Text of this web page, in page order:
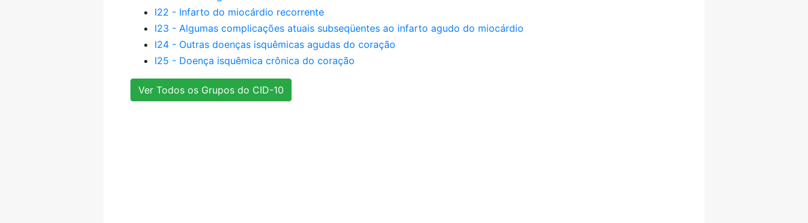
I22 - Infarto do miocárdio recorrente
I23 - Algumas complicações atuais subseqüentes ao infarto agudo do miocárdio
I24 - Outras doenças isquêmicas agudas do coração
I25 - Doença isquêmica crônica do coração
Ver Todos os Grupos do CID-10